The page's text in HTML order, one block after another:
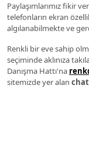
Paylaşımlarımız fikir
telefonların ekran
algılanabilmekte ve
Renkli bir eve sahip
seçiminde aklınıza
Danışma Hattı'na
sitemizde yer alan